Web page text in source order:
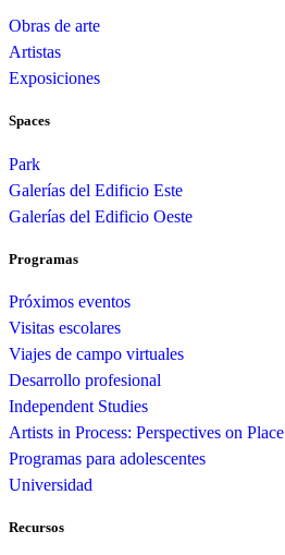
Obras de arte
Artistas
Exposiciones
Spaces
Park
Galerías del Edificio Este
Galerías del Edificio Oeste
Programas
Próximos eventos
Visitas escolares
Viajes de campo virtuales
Desarrollo profesional
Independent Studies
Artists in Process: Perspectives on Place
Programas para adolescentes
Universidad
Recursos